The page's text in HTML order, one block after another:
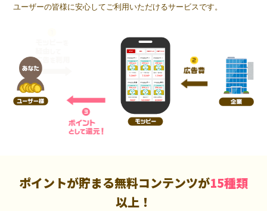
ユーザーの皆様に安心してご利用いただけるサービスです。
ポイントが貯まる無料コンテンツが15種類
以上！